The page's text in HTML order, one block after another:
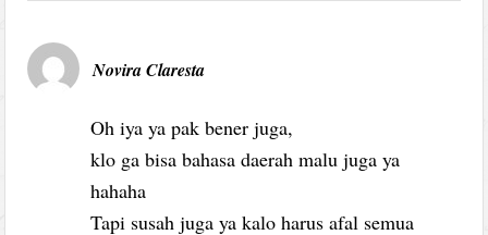
Novira Claresta
Oh iya ya pak bener juga,
klo ga bisa bahasa daerah malu juga ya
hahaha
Tapi susah juga ya kalo harus afal semua